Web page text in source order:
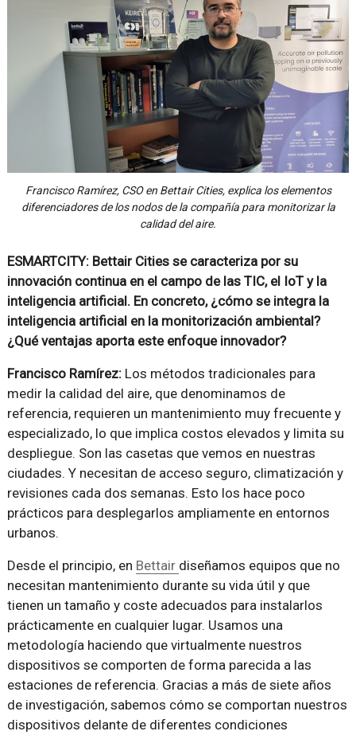
Francisco Ramírez, CSO en Bettair Cities, explica los elementos
diferenciadores de los nodos de la compañía para monitorizar la
calidad del aire.
ESMARTCITY: Bettair Cities se caracteriza por su
innovación continua en el campo de las TIC, el IoT y la
inteligencia artificial. En concreto, ¿cómo se integra la
inteligencia artificial en la monitorización ambiental?
¿Qué ventajas aporta este enfoque innovador?
Francisco Ramírez:Los métodos tradicionales para
medir la calidad del aire, que denominamos de
referencia, requieren un mantenimiento muy frecuente y
especializado, lo que implica costos elevados y limita su
despliegue. Son las casetas que vemos en nuestras
ciudades. Y necesitan de acceso seguro, climatización y
revisiones cada dos semanas. Esto los hace poco
prácticos para desplegarlos ampliamente en entornos
urbanos.
Desde el principio, en Bettair diseñamos equipos que no
necesitan mantenimiento durante su vida útil y que
tienen un tamaño y coste adecuados para instalarlos
prácticamente en cualquier lugar. Usamos una
metodología haciendo que virtualmente nuestros
dispositivos se comporten de forma parecida a las
estaciones de referencia. Gracias a más de siete años
de investigación, sabemos cómo se comportan nuestros
dispositivos delante de diferentes condiciones